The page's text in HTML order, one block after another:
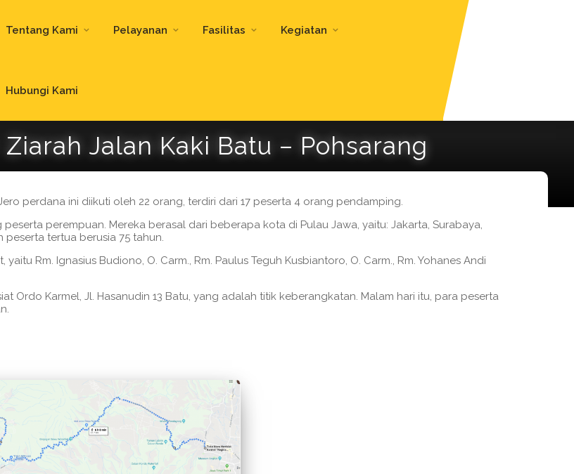
Tentang Kami Pelayanan Fasilitas Kegiatan
Hubungi Kami
Ziarah Jalan Kaki Batu – Pohsarang
perdana ini diikuti oleh 22 orang, terdiri dari 17 peserta 4 orang pendamping.
perempuan. Mereka berasal dari beberapa kota di Pulau Jawa, yaitu: Jakarta, Surabaya,
tertua berusia 75 tahun.
Rm. Ignasius Budiono, O. Carm., Rm. Paulus Teguh Kusbiantoro, O. Carm., Rm. Yohanes Andi
Ordo Karmel, Jl. Hasanudin 13 Batu, yang adalah titik keberangkatan. Malam hari itu, para peserta